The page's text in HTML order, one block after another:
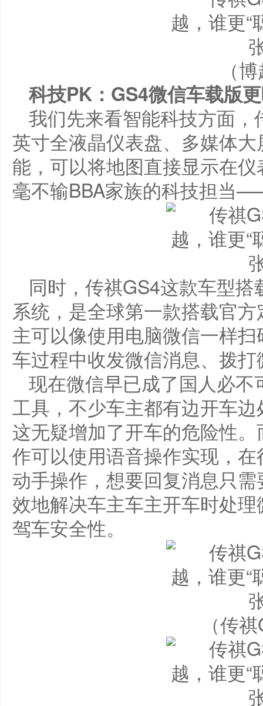
（
科技PK：GS4微信车载版
我们先来看智能科技方面
英寸全液晶仪表盘、多媒体
能，可以将地图直接显示在
毫不输BBA家族的科技担当
同时，传祺GS4这款车型
系统，是全球第一款搭载官
主可以像使用电脑微信一样
车过程中收发微信消息、拨
现在微信早已成了国人必
工具，不少车主都有边开车
这无疑增加了开车的危险性
作可以使用语音操作实现，
动手操作，想要回复消息只
效地解决车主车主开车时处
驾车安全性。
（传